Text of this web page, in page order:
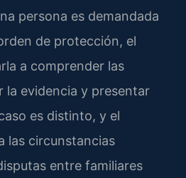
persona es demandada
de protección, el
a comprender las
la evidencia y presentar
es distinto, y el
las circunstancias
entre familiares